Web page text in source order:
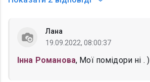
Лана
19.09.2022, 08:00:37
Інна Романова, Мої помідори ні . )